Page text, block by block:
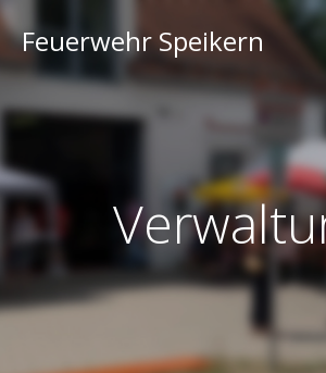
Feuerwehr Speikern